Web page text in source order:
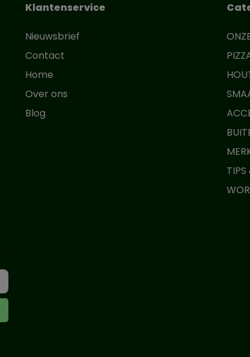
Klantenservice
Nieuwsbrief
Contact
Home
Over ons
Blog
TIPS